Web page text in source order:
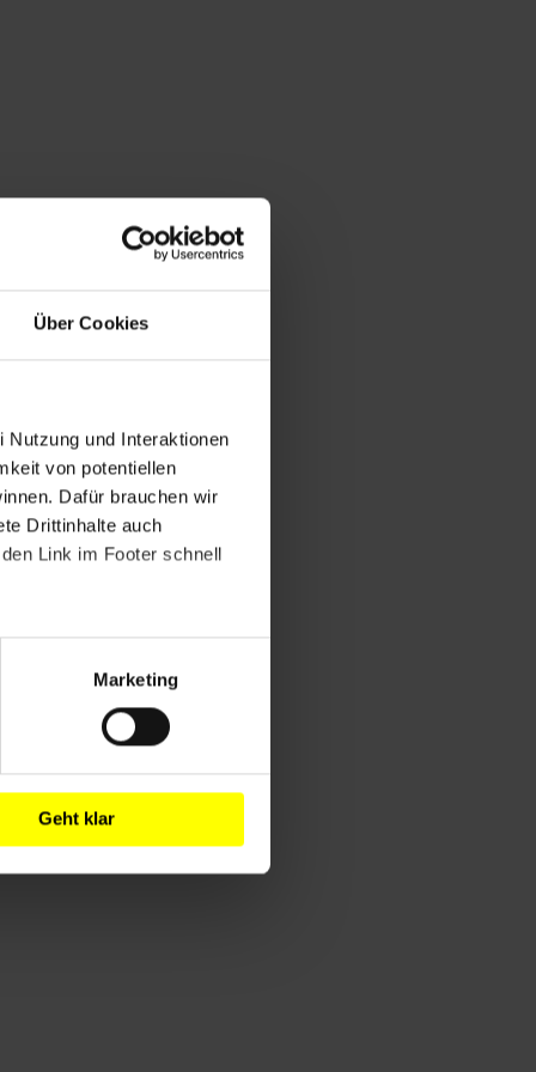
Über Cookies
Nutzung und Interaktionen
von potentiellen
Dafür brauchen wir
Drittinhalte auch
Link im Footer schnell
Marketing
Geht klar